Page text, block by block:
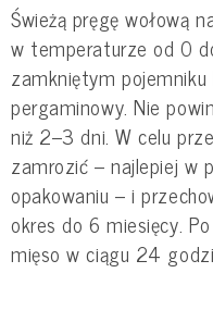
Świeżą pręgę wołową
w temperaturze od 0
zamkniętym
pergaminowy. Nie
niż 2–3 dni. W celu
zamrozić – najlepiej w
opakowaniu – i
okres do 6 miesięcy.
mięso w ciągu 24